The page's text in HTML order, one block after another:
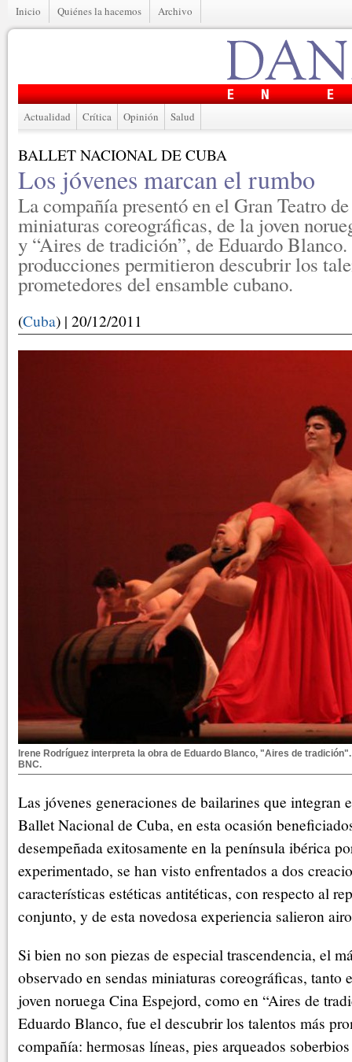
Inicio Quiénes la hacemos Archivo
Actualidad Crítica Opinión Salud
BALLET NACIONAL DE CUBA
Los jóvenes marcan el rumbo
La compañía presentó en el Gran Teatro
miniaturas coreográficas, de la joven
y “Aires de tradición”, de Eduardo
producciones permitieron descubrir los
prometedores del ensamble cubano.
(Cuba) | 20/12/2011
Irene Rodríguez interpreta la obra de Eduardo Blanco, "Aires de
BNC.
Las jóvenes generaciones de bailarines que integran
Ballet Nacional de Cuba, en esta ocasión
desempeñada exitosamente en la península ibérica
experimentado, se han visto enfrentados a dos
características estéticas antitéticas, con respecto al
conjunto, y de esta novedosa experiencia salieron
Si bien no son piezas de especial trascendencia, el
observado en sendas miniaturas coreográficas, tanto
joven noruega Cina Espejord, como en “Aires de
Eduardo Blanco, fue el descubrir los talentos más
compañía: hermosas líneas, pies arqueados